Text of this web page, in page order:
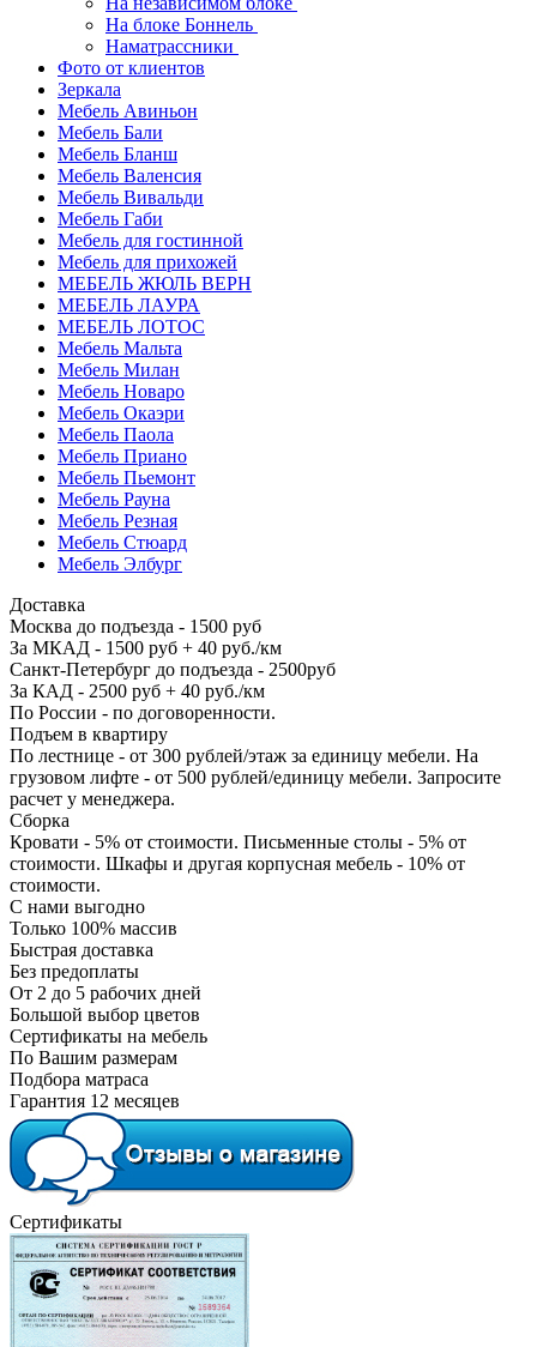
На блоке Боннель
Наматрассники
Фото от клиентов
Зеркала
Мебель Авиньон
Мебель Бали
Мебель Бланш
Мебель Валенсия
Мебель Вивальди
Мебель Габи
Мебель для гостинной
Мебель для прихожей
МЕБЕЛЬ ЖЮЛЬ ВЕРН
МЕБЕЛЬ ЛАУРА
МЕБЕЛЬ ЛОТОС
Мебель Мальта
Мебель Милан
Мебель Новаро
Мебель Окаэри
Мебель Паола
Мебель Приано
Мебель Пьемонт
Мебель Рауна
Мебель Резная
Мебель Стюард
Мебель Элбург
Доставка
Москва до подъезда - 1500 руб
За МКАД - 1500 руб + 40 руб./км
Санкт-Петербург до подъезда - 2500руб
За КАД - 2500 руб + 40 руб./км
По России - по договоренности.
Подъем в квартиру
По лестнице - от 300 рублей/этаж за единицу мебели. На
грузовом лифте - от 500 рублей/единицу мебели. Запросите
расчет у менеджера.
Сборка
Кровати - 5% от стоимости. Письменные столы - 5% от
стоимости. Шкафы и другая корпусная мебель - 10% от
стоимости.
С нами выгодно
Только 100% массив
Быстрая доставка
Без предоплаты
От 2 до 5 рабочих дней
Большой выбор цветов
Сертификаты на мебель
По Вашим размерам
Подбора матраса
Гарантия 12 месяцев
Сертификаты